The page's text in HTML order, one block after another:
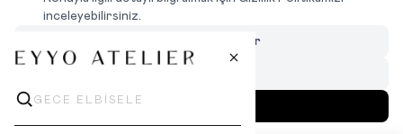
INSTAGRAM
inceleyebilirsiniz.
Çerezleri Özelleştir